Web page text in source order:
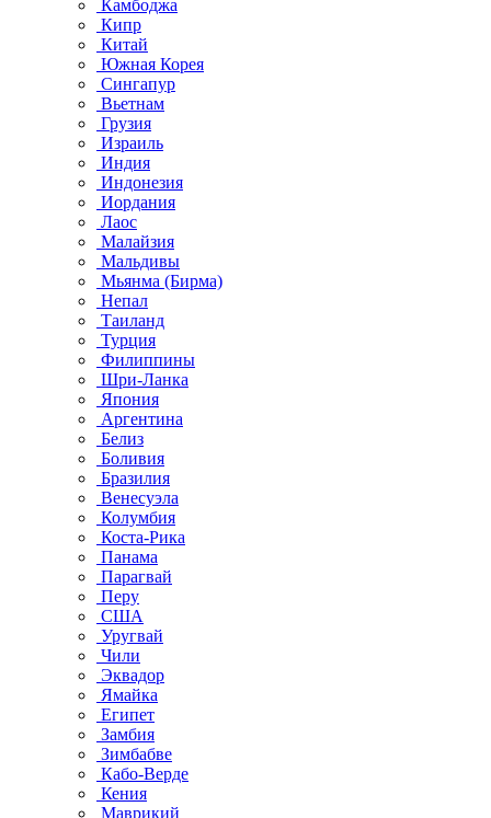
Камбоджа
Кипр
Китай
Южная Корея
Сингапур
Вьетнам
Грузия
Израиль
Индия
Индонезия
Иордания
Лаос
Малайзия
Мальдивы
Мьянма (Бирма)
Непал
Таиланд
Турция
Филиппины
Шри-Ланка
Япония
Аргентина
Белиз
Боливия
Бразилия
Венесуэла
Колумбия
Коста-Рика
Панама
Парагвай
Перу
США
Уругвай
Чили
Эквадор
Ямайка
Египет
Замбия
Зимбабве
Кабо-Верде
Кения
Маврикий